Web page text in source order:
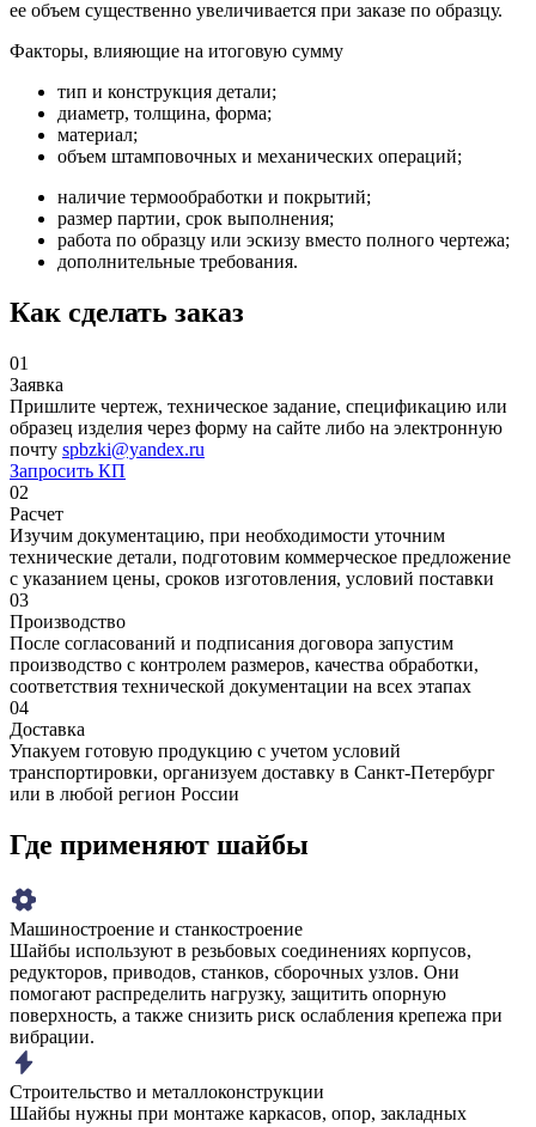
ее объем существенно увеличивается при заказе по образцу.
Факторы, влияющие на итоговую сумму
тип и конструкция детали;
диаметр, толщина, форма;
материал;
объем штамповочных и механических операций;
наличие термообработки и покрытий;
размер партии, срок выполнения;
работа по образцу или эскизу вместо полного чертежа;
дополнительные требования.
Как сделать заказ
01
Заявка
Пришлите чертеж, техническое задание, спецификацию или
образец изделия через форму на сайте либо на электронную
почту spbzki@yandex.ru
Запросить КП
02
Расчет
Изучим документацию, при необходимости уточним
технические детали, подготовим коммерческое предложение
с указанием цены, сроков изготовления, условий поставки
03
Производство
После согласований и подписания договора запустим
производство с контролем размеров, качества обработки,
соответствия технической документации на всех этапах
04
Доставка
Упакуем готовую продукцию с учетом условий
транспортировки, организуем доставку в Санкт-Петербург
или в любой регион России
Где применяют шайбы
Машиностроение и станкостроение
Шайбы используют в резьбовых соединениях корпусов,
редукторов, приводов, станков, сборочных узлов. Они
помогают распределить нагрузку, защитить опорную
поверхность, а также снизить риск ослабления крепежа при
вибрации.
Строительство и металлоконструкции
Шайбы нужны при монтаже каркасов, опор, закладных